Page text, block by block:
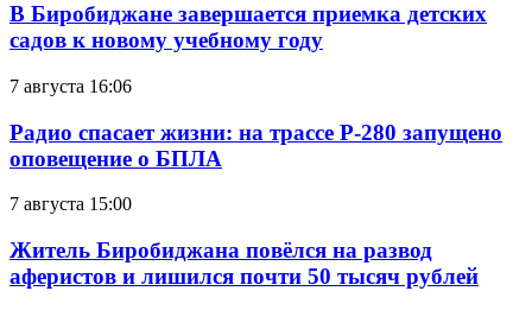
В Биробиджане завершается приемка детских
садов к новому учебному году
7 августа 16:06
Радио спасает жизни: на трассе Р-280 запущено
оповещение о БПЛА
7 августа 15:00
Житель Биробиджана повёлся на развод
аферистов и лишился почти 50 тысяч рублей